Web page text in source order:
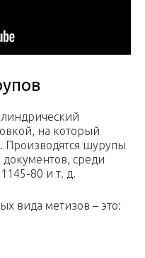
на который
Производятся шурупы
среди
80 и т. д.
вида метизов – это: